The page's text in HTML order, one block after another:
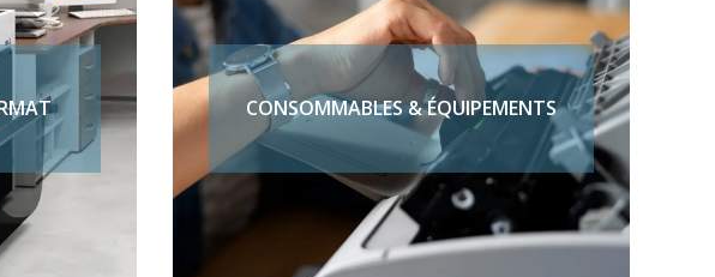
CONSOMMABLES & ÉQUIPEMENTS